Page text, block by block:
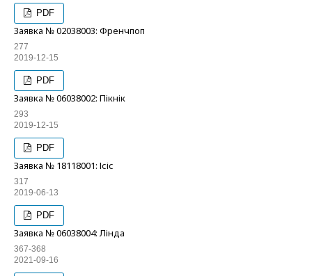
PDF
Заявка № 02038003: Френчпоп
277
2019-12-15
PDF
Заявка № 06038002: Пікнік
293
2019-12-15
PDF
Заявка № 18118001: Ісіс
317
2019-06-13
PDF
Заявка № 06038004: Лінда
367-368
2021-09-16